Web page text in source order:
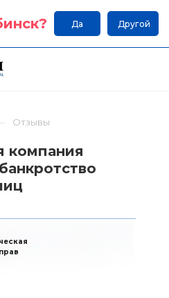
? Да Другой
Отзывы
компания